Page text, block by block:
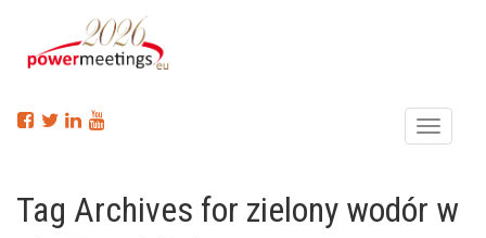
Menu
Tag Archives for zielony wodór w